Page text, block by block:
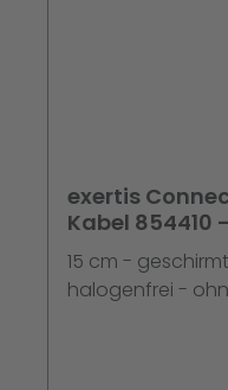
exertis
Kabel 854410
15 cm -
halogenfrei -